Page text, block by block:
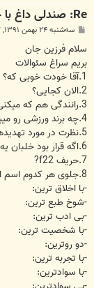
Re: صندلی داغ با حضور Farzin N
پ
ت
سه‌شنبه ۲۴ بهمن ۱۳۹۱, ۲:۱۲ ق.ظ
سلام فرزین جان
بریم سراغ سئوالات
1.آقا خودت خوبی که؟
2.الان کجایی؟
3.رانندگی هم که میکنی؟درسته؟
4.چه برند ورزشی رو میپسندی؟
5.نظرت در مورد تهدیدهای اسرائیل چیه؟
6.اگه قرار بود خلبان یه چنگنده به اختیار خودت میشدی چه جنگنده ای بود؟
7.حریف f22?
8.جلوی هر کدوم اسم اولین کاربری رو که توی ذهنت میاد بنویس:
-با اخلاق ترین:
-شوخ طبع ترین:
-بی ادب ترین:
-با شخصیت ترین:
-دو روترین:
-با تجربه ترین:
-با سوادترین: